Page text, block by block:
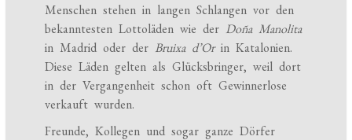
Menschen stehen in langen Schlangen vor den
bekanntesten Lottoläden wie der Doña Manolita
in Madrid oder derBruixa d’Orin Katalonien.
Diese Läden gelten als Glücksbringer, weil dort
in der Vergangenheit schon oft Gewinnerlose
verkauft wurden.
Freunde, Kollegen und sogar ganze Dörfer